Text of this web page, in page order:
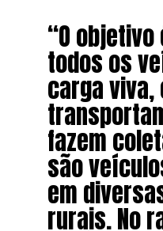
“O
todos os
carga viva,
fazem
são
em
rurais. No